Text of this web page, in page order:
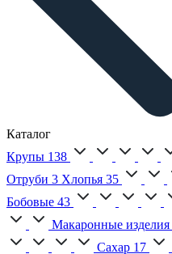
Каталог
Крупы 138
Отруби 3 Хлопья 35
Бобовые 43
Макаронные изделия
Сахар 17